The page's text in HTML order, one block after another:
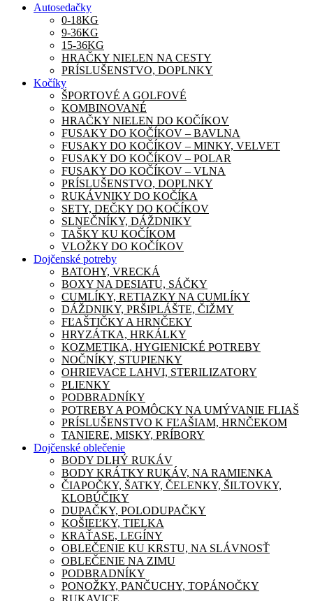
Autosedačky
0-18KG
9-36KG
15-36KG
HRAČKY NIELEN NA CESTY
PRÍSLUŠENSTVO, DOPLNKY
Kočíky
ŠPORTOVÉ A GOLFOVÉ
KOMBINOVANÉ
HRAČKY NIELEN DO KOČÍKOV
FUSAKY DO KOČÍKOV – BAVLNA
FUSAKY DO KOČÍKOV – MINKY, VELVET
FUSAKY DO KOČÍKOV – POLAR
FUSAKY DO KOČÍKOV – VLNA
PRÍSLUŠENSTVO, DOPLNKY
RUKÁVNIKY DO KOČÍKA
SETY, DEČKY DO KOČÍKOV
SLNEČNÍKY, DÁŽDNIKY
TAŠKY KU KOČÍKOM
VLOŽKY DO KOČÍKOV
Dojčenské potreby
BATOHY, VRECKÁ
BOXY NA DESIATU, SÁČKY
CUMLÍKY, RETIAZKY NA CUMLÍKY
DÁŽDNIKY, PRŠIPLÁŠTE, ČIŽMY
FĽAŠTIČKY A HRNČEKY
HRYZÁTKA, HRKÁLKY
KOZMETIKA, HYGIENICKÉ POTREBY
NOČNÍKY, STUPIENKY
OHRIEVACE LAHVI, STERILIZATORY
PLIENKY
PODBRADNÍKY
POTREBY A POMÔCKY NA UMÝVANIE FLIAŠ
PRÍSLUŠENSTVO K FĽAŠIAM, HRNČEKOM
TANIERE, MISKY, PRÍBORY
Dojčenské oblečenie
BODY DLHÝ RUKÁV
BODY KRÁTKY RUKÁV, NA RAMIENKA
ČIAPOČKY, ŠATKY, ČELENKY, ŠILTOVKY,
KLOBÚČIKY
DUPAČKY, POLODUPAČKY
KOŠIEĽKY, TIELKA
KRAŤASE, LEGÍNY
OBLEČENIE KU KRSTU, NA SLÁVNOSŤ
OBLEČENIE NA ZIMU
PODBRADNÍKY
PONOŽKY, PANČUCHY, TOPÁNOČKY
RUKAVICE